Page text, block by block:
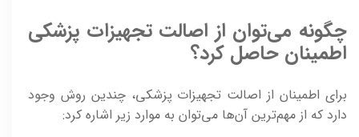
چگونه می‌توان از اصالت تجهیزات پزشکی
اطمینان حاصل کرد؟
برای اطمینان از اصالت تجهیزات پزشکی، چندین روش وجود
دارد که از مهم‌ترین آن‌ها می‌توان به موارد زیر اشاره کرد: